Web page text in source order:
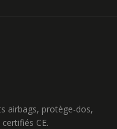
airbags, protège-dos,
CE.